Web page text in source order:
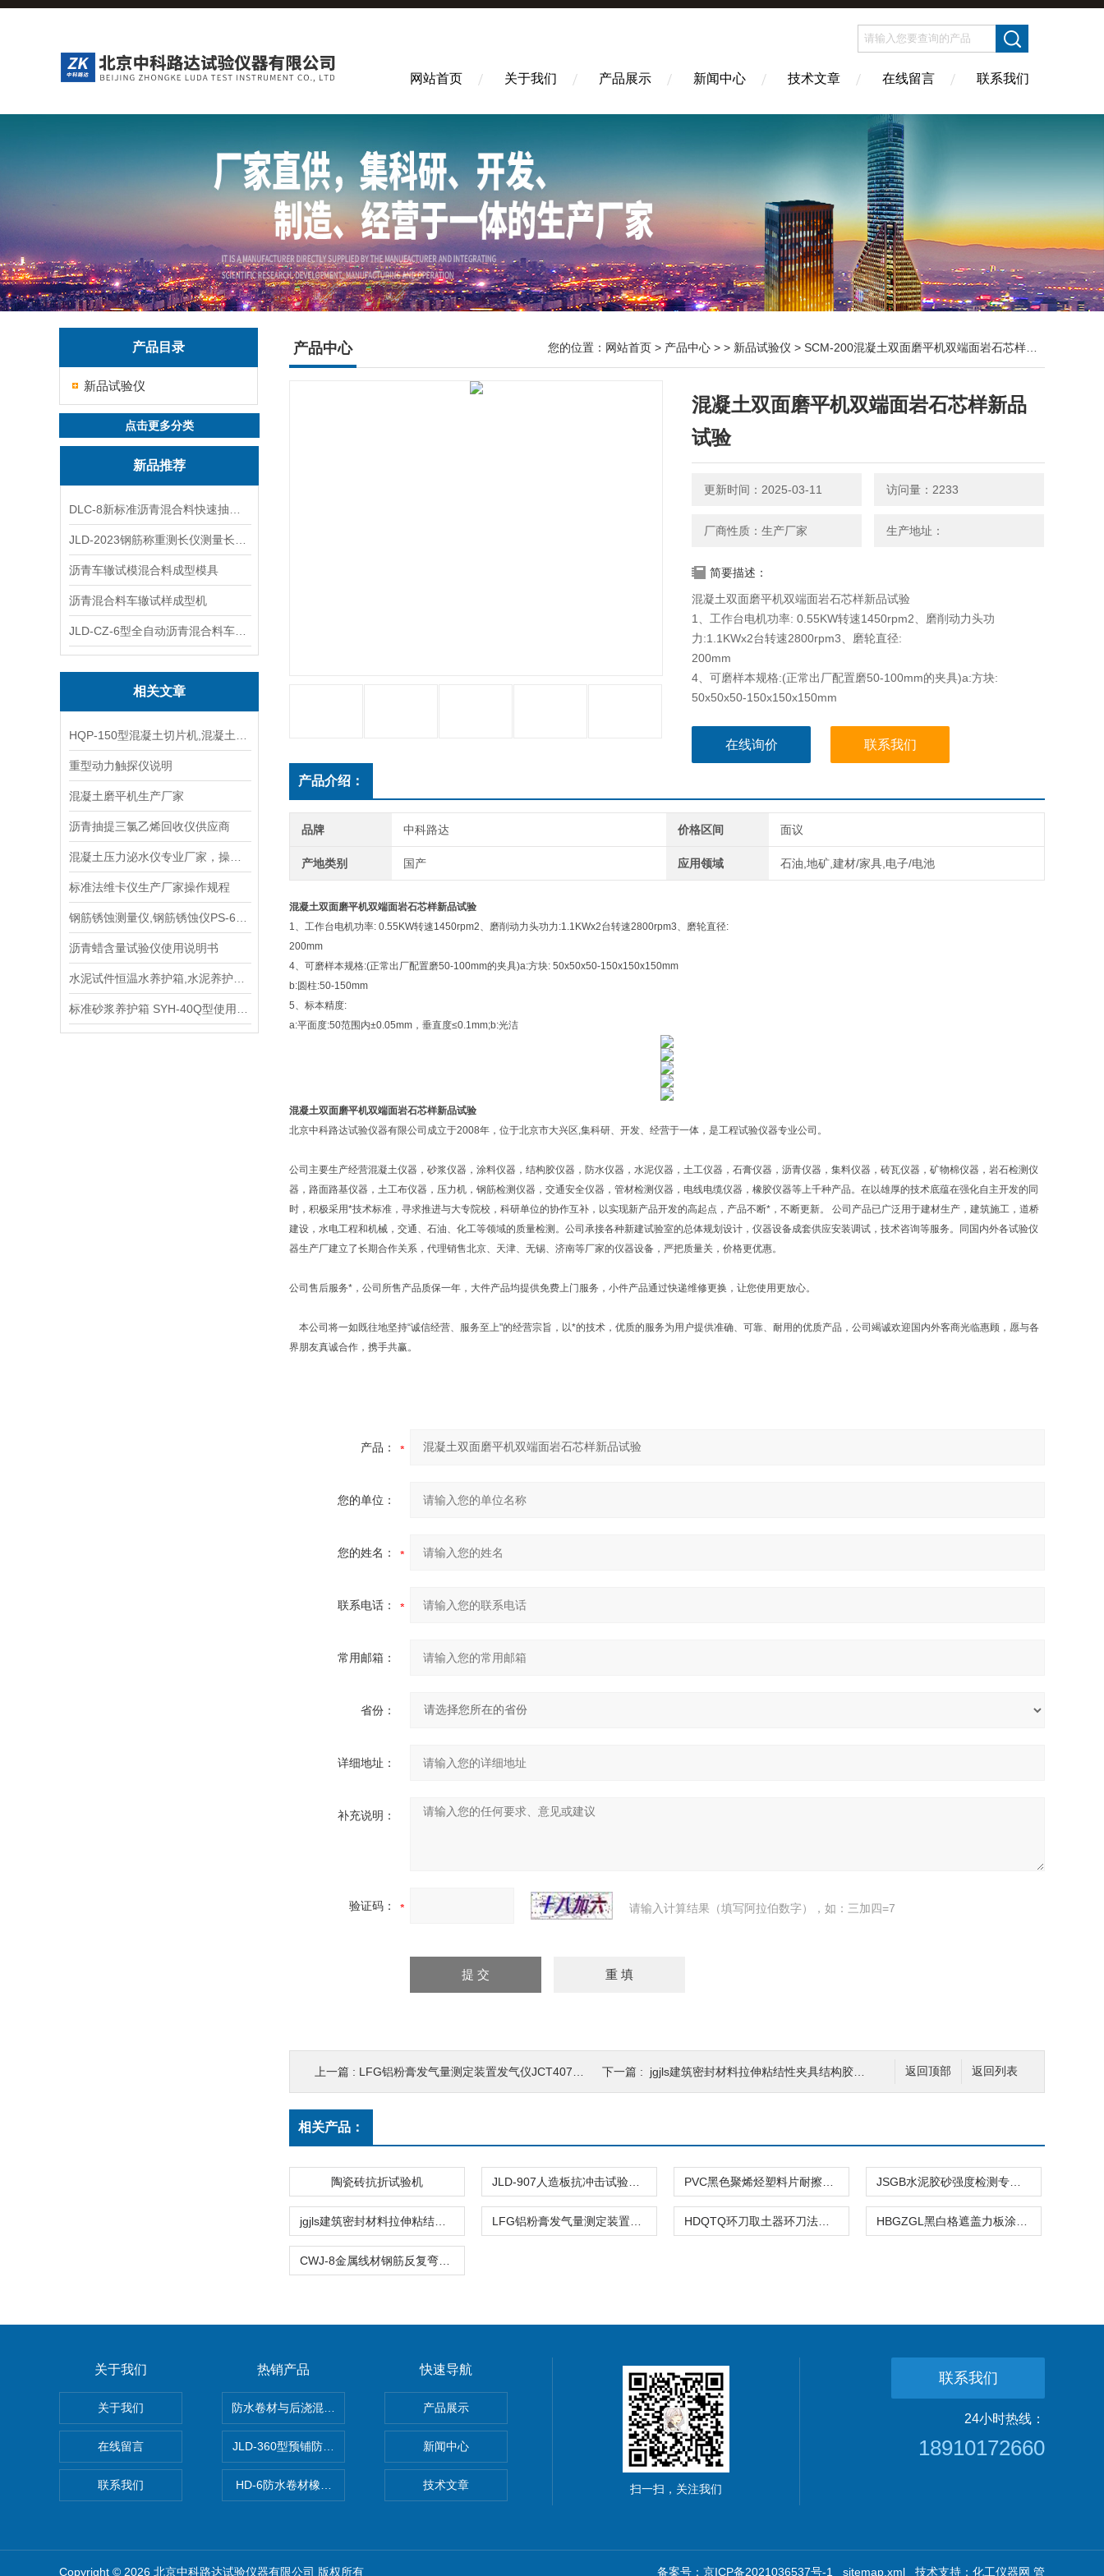
网站首页 关于我们 产品展示 新闻中心 技术文章 在线留言 联系我们
产品目录
新品试验仪
点击更多分类
新品推荐
沥青车辙试模混合料成型模具
沥青混合料车辙试样成型机
相关文章
重型动力触探仪说明
混凝土磨平机生产厂家
沥青抽提三氯乙烯回收仪供应商
标准法维卡仪生产厂家操作规程
沥青蜡含量试验仪使用说明书
产品中心 您的位置： 网站首页 > 产品中心 > > 新品试验仪 > SCM-200混凝土双面磨平机双端面岩石芯样新品试验
混凝土双面磨平机双端面岩石芯样新品
试验
更新时间：2025-03-11 访问量：2233
厂商性质：生产厂家 生产地址：
简要描述：
混凝土双面磨平机双端面岩石芯样新品试验
1、工作台电机功率: 0.55KW转速1450rpm2、磨削动力头功
力:1.1KWx2台转速2800rpm3、磨轮直径:
200mm
4、可磨样本规格:(正常出厂配置磨50-100mm的夹具)a:方块:
50x50x50-150x150x150mm
5、标本精度:
在线询价 联系我们
产品介绍：
品牌 中科路达 价格区间 面议
产地类别 国产 应用领域 石油,地矿,建材/家具,电子/电池
混凝土双面磨平机双端面岩石芯样新品试验
1、工作台电机功率: 0.55KW转速1450rpm2、磨削动力头功力:1.1KWx2台转速2800rpm3、磨轮直径:
200mm
4、可磨样本规格:(正常出厂配置磨50-100mm的夹具)a:方块: 50x50x50-150x150x150mm
b:圆柱:50-150mm
5、标本精度:
a:平面度:50范围内±0.05mm，垂直度≤0.1mm;b:光洁
混凝土双面磨平机双端面岩石芯样新品试验
北京中科路达试验仪器有限公司成立于2008年，位于北京市大兴区,集科研、开发、经营于一体，是工程试验仪器专业公司。
公司主要生产经营混凝土仪器，砂浆仪器，涂料仪器，结构胶仪器，防水仪器，水泥仪器，土工仪器，石膏仪器，沥青仪器，集料仪器，砖瓦仪器，矿物棉仪器，岩石检测仪
器，路面路基仪器，土工布仪器，压力机，钢筋检测仪器，交通安全仪器，管材检测仪器，电线电缆仪器，橡胶仪器等上千种产品。在以雄厚的技术底蕴在强化自主开发的同
时，积极采用*技术标准，寻求推进与大专院校，科研单位的协作互补，以实现新产品开发的高起点，产品不断*，不断更新。 公司产品已广泛用于建材生产，建筑施工，道桥
建设，水电工程和机械，交通、石油、化工等领域的质量检测。公司承接各种新建试验室的总体规划设计，仪器设备成套供应安装调试，技术咨询等服务。同国内外各试验仪
器生产厂建立了长期合作关系，代理销售北京、天津、无锡、济南等厂家的仪器设备，严把质量关，价格更优惠。
公司售后服务*，公司所售产品质保一年，大件产品均提供免费上门服务，小件产品通过快递维修更换，让您使用更放心。
本公司将一如既往地坚持“诚信经营、服务至上"的经营宗旨，以*的技术，优质的服务为用户提供准确、可靠、耐用的优质产品，公司竭诚欢迎国内外客商光临惠顾，愿与各
界朋友真诚合作，携手共赢。
产品：
您的单位：
您的姓名：
联系电话：
常用邮箱：
省份：
详细地址：
补充说明：
验证码： 请输入计算结果（填写阿拉伯数字），如：三加四=7
返回列表
返回顶部
上一篇 : LFG铝粉膏发气量测定装置发气仪JCT407新品试验 下一篇 : jgjls建筑密封材料拉伸粘结性夹具结构胶新品试验
相关产品：
陶瓷砖抗折试验机
关于我们
关于我们
在线留言
联系我们
热销产品
防水卷材与后浇混凝土剥离强度试验夹具
JLD-360型预铺防水卷材抗冲击性能试验仪
HD-6防水卷材橡胶测厚仪
快速导航
产品展示
新闻中心
技术文章 扫一扫，关注我们
联系我们
24小时热线：
18910172660
Copyright © 2026 北京中科路达试验仪器有限公司 版权所有 备案号：京ICP备2021036537号-1 sitemap.xml 技术支持： 化工仪器网 管